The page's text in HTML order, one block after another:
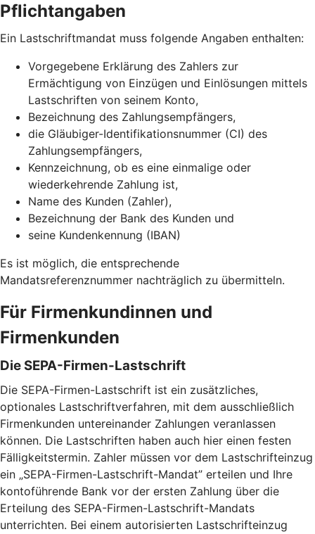
Pflichtangaben
Ein Lastschriftmandat muss folgende Angaben enthalten:
Vorgegebene Erklärung des Zahlers zur
Ermächtigung von Einzügen und Einlösungen mittels
Lastschriften von seinem Konto,
Bezeichnung des Zahlungsempfängers,
die Gläubiger-Identifikationsnummer (CI) des
Zahlungsempfängers,
Kennzeichnung, ob es eine einmalige oder
wiederkehrende Zahlung ist,
Name des Kunden (Zahler),
Bezeichnung der Bank des Kunden und
seine Kundenkennung (IBAN)
Es ist möglich, die entsprechende
Mandatsreferenznummer nachträglich zu übermitteln.
Für Firmenkundinnen und
Firmenkunden
Die SEPA-Firmen-Lastschrift
Die SEPA-Firmen-Lastschrift ist ein zusätzliches,
optionales Lastschriftverfahren, mit dem ausschließlich
Firmenkunden untereinander Zahlungen veranlassen
können. Die Lastschriften haben auch hier einen festen
Fälligkeitstermin. Zahler müssen vor dem Lastschrifteinzug
ein „SEPA-Firmen-Lastschrift-Mandat” erteilen und Ihre
kontoführende Bank vor der ersten Zahlung über die
Erteilung des SEPA-Firmen-Lastschrift-Mandats
unterrichten. Bei einem autorisierten Lastschrifteinzug